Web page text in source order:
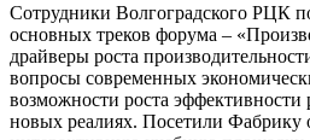
Сотрудники Волгоградского РЦК
основных треков форума –
драйверы роста
вопросы современных
возможности роста эффективности
новых реалиях. Посетили Фабрику